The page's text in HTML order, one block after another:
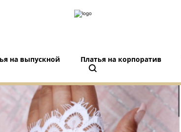
на выпускной Платья на корпоратив